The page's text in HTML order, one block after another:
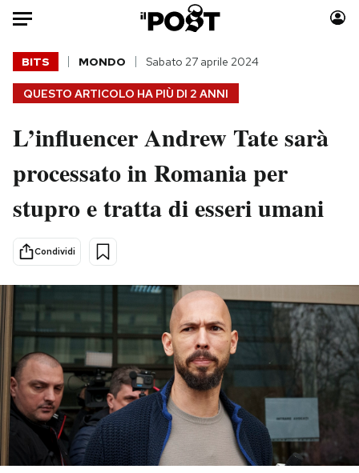
Auto
HOME
Italia
Politica
Tecnologia
Internet
Scienza
Moda
Consumismi
Storie/Idee
Altrecose
Mondiali calcio 2026
PODCAST
NEWSLETTER
QUESTO ARTICOLO HA PIÙ DI 2 ANNI
BITS MONDO Sabato 27 aprile 2024
L’influencer Andrew Tate sarà
processato in Romania per
stupro e tratta di esseri umani
Condividi